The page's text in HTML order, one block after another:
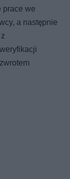
prace we
a następnie